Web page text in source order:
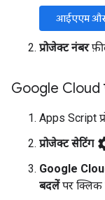
आईएएम और
प्रोजेक्ट नंबर
Google Cloud
Apps Script
प्रोजेक्ट सेटिंग
Google
बदलेंपर क्लिक